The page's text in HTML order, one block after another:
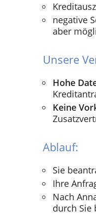
negative
aber
Unsere
Hohe
Keine
Ablauf:
Sie
Ihre
Nach
durch Sie